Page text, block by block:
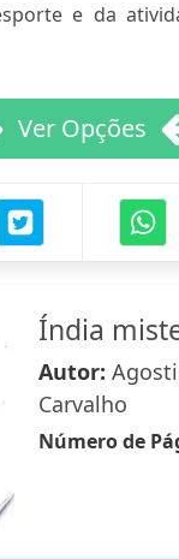
e da
Ver Opções
Índia
Autor:
Carvalho
Número de